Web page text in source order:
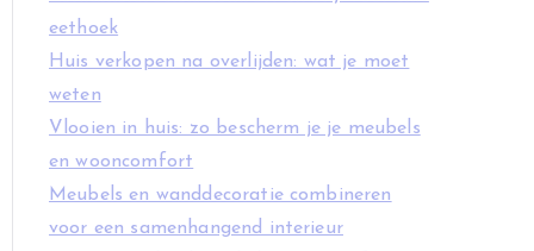
eethoek
Huis verkopen na overlijden: wat je moet
weten
Vlooien in huis: zo bescherm je je meubels
en wooncomfort
Meubels en wanddecoratie combineren
voor een samenhangend interieur